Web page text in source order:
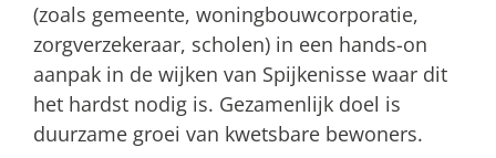
(zoals gemeente, woningbouwcorporatie,
zorgverzekeraar, scholen) in een hands-on
aanpak in de wijken van Spijkenisse waar dit
het hardst nodig is. Gezamenlijk doel is
duurzame groei van kwetsbare bewoners.